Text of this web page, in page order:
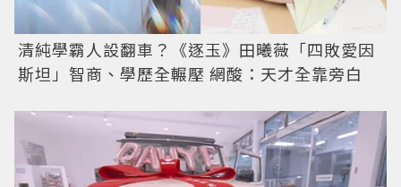
清純學霸人設翻車？《逐玉》田曦薇「四敗愛因
斯坦」智商、學歷全輾壓 網酸：天才全靠旁白